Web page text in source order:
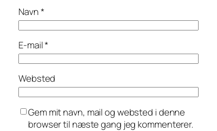
Navn*
E-mail*
Websted
Gem mit navn, mail og websted i denne
browser til næste gang jeg kommenterer.